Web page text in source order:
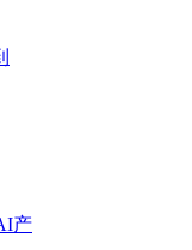
产